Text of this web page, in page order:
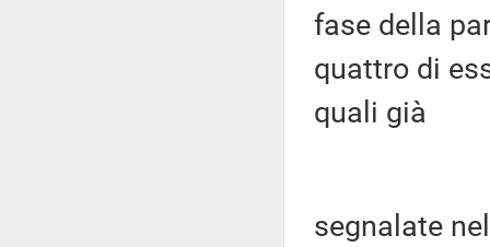
fase della
quattro di
quali già
segnalate